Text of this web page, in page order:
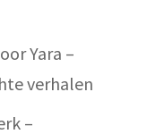
Yara –
verhalen
–